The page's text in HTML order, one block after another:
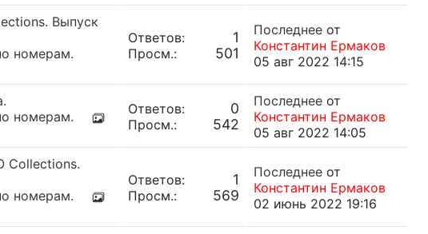
Выпуск
номерам.
Ответов: 1
Просм.: 501
Последнее от
Константин Ермаков
05 авг 2022 14:15
номерам.
Ответов: 0
Просм.: 542
Последнее от
Константин Ермаков
05 авг 2022 14:05
Collections.
номерам.
Ответов: 1
Просм.: 569
Последнее от
Константин Ермаков
02 июнь 2022 19:16